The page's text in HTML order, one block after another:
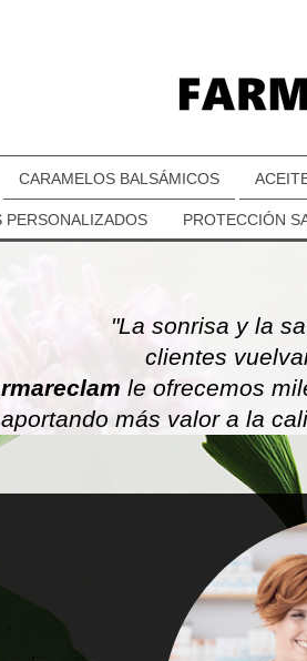
CARAMELOS BALSÁMICOS
PERSONALIZADOS PROTECCIÓN
"La sonrisa y la
clientes
le ofrecemos
más valor a la